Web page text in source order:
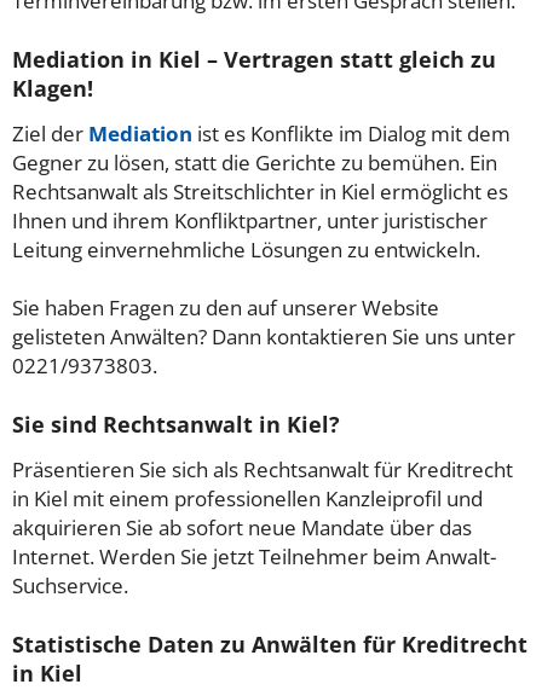
Mediation in Kiel – Vertragen statt gleich zu
Klagen!
Ziel der Mediation ist es Konflikte im Dialog mit dem
Gegner zu lösen, statt die Gerichte zu bemühen. Ein
Rechtsanwalt als Streitschlichter in Kiel ermöglicht es
Ihnen und ihrem Konfliktpartner, unter juristischer
Leitung einvernehmliche Lösungen zu entwickeln.
Sie haben Fragen zu den auf unserer Website
gelisteten Anwälten? Dann kontaktieren Sie uns unter
0221/9373803.
Sie sind Rechtsanwalt in Kiel?
Präsentieren Sie sich als Rechtsanwalt für Kreditrecht
in Kiel mit einem professionellen Kanzleiprofil und
akquirieren Sie ab sofort neue Mandate über das
Internet. Werden Sie jetzt Teilnehmer beim Anwalt-
Suchservice.
Statistische Daten zu Anwälten für Kreditrecht
in Kiel